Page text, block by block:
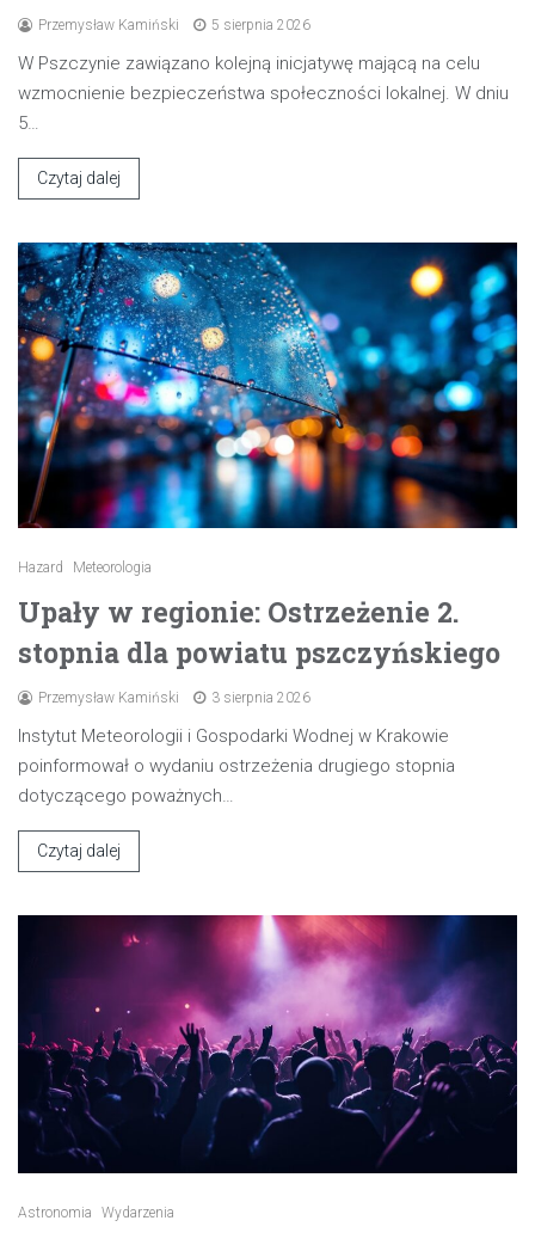
Przemysław Kamiński 5 sierpnia 2026
W Pszczynie zawiązano kolejną inicjatywę mającą na celu
wzmocnienie bezpieczeństwa społeczności lokalnej. W dniu
5…
Czytaj dalej
Hazard Meteorologia
Upały w regionie: Ostrzeżenie 2.
stopnia dla powiatu pszczyńskiego
Przemysław Kamiński 3 sierpnia 2026
Instytut Meteorologii i Gospodarki Wodnej w Krakowie
poinformował o wydaniu ostrzeżenia drugiego stopnia
dotyczącego poważnych…
Czytaj dalej
Astronomia Wydarzenia